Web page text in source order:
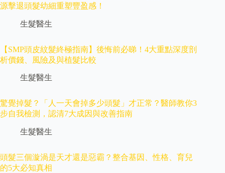
源擊退頭髮幼細重塑豐盈感！
生髮醫生
【SMP頭皮紋髮終極指南】後悔前必睇！4大重點深度剖
析價錢、風險及與植髮比較
生髮醫生
驚覺掉髮？「人一天會掉多少頭髮」才正常？醫師教你3
步自我檢測，認清7大成因與改善指南
生髮醫生
頭髮三個漩渦是天才還是惡霸？整合基因、性格、育兒
的5大必知真相